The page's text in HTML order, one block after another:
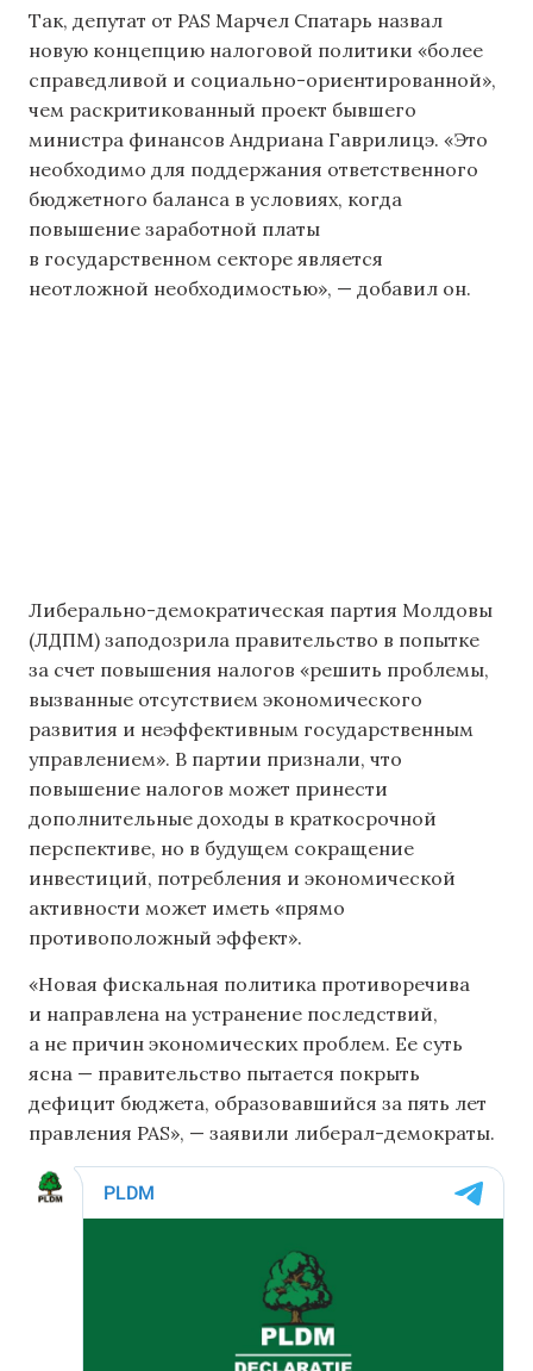
Так, депутат от PAS Марчел Спатарь назвал
новую концепцию налоговой политики «более
справедливой и социально-ориентированной»,
чем раскритикованный проект бывшего
министра финансов Андриана Гаврилицэ. «Это
необходимо для поддержания ответственного
бюджетного баланса в условиях, когда
повышение заработной платы
в государственном секторе является
неотложной необходимостью», — добавил он.
Либерально-демократическая партия Молдовы
(ЛДПМ) заподозрила правительство в попытке
за счет повышения налогов «решить проблемы,
вызванные отсутствием экономического
развития и неэффективным государственным
управлением». В партии признали, что
повышение налогов может принести
дополнительные доходы в краткосрочной
перспективе, но в будущем сокращение
инвестиций, потребления и экономической
активности может иметь «прямо
противоположный эффект».
«Новая фискальная политика противоречива
и направлена ​​на устранение последствий,
а не причин экономических проблем. Ее суть
ясна — правительство пытается покрыть
дефицит бюджета, образовавшийся за пять лет
правления PAS», — заявили либерал-демократы.